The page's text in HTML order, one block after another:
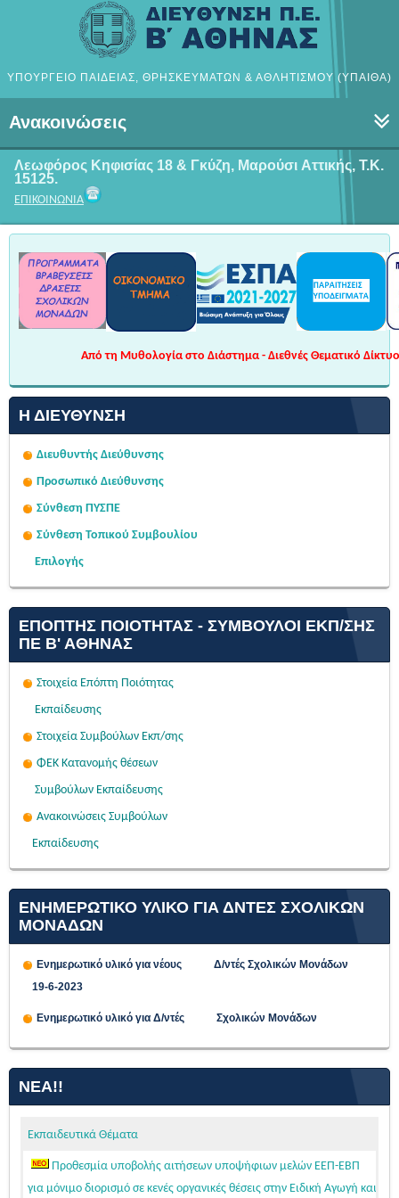
ΥΠΟΥΡΓΕΙΟ ΠΑΙΔΕΙΑΣ, ΘΡΗΣΚΕΥΜΑΤΩΝ & ΑΘΛΗΤΙΣΜΟΥ (ΥΠΑΙΘΑ)
Ανακοινώσεις
Λεωφόρος Κηφισίας 18 & Γκύζη, Μαρούσι Αττικής, Τ.Κ.
15125.
ΕΠΙΚΟΙΝΩΝΙΑ
Από τη Μυθολογία στο Διάστημα - Διεθνές Θεματικό
Η ΔΙΕΎΘΥΝΣΗ
Διευθυντής Διεύθυνσης
Προσωπικό Διεύθυνσης
Σύνθεση ΠΥΣΠΕ
Σύνθεση Τοπικού Συμβουλίου
Επιλογής
ΕΠΌΠΤΗΣ ΠΟΙΌΤΗΤΑΣ - ΣΎΜΒΟΥΛΟΙ ΕΚΠ/ΣΗΣ
ΠΕ Β' ΑΘΉΝΑΣ
Στοιχεία Επόπτη Ποιότητας
Εκπαίδευσης
Στοιχεία Συμβούλων Εκπ/σης
ΦΕΚ Κατανομής θέσεων
Συμβούλων Εκπαίδευσης
Ανακοινώσεις Συμβούλων
Εκπαίδευσης
ΕΝΗΜΕΡΩΤΙΚΟ ΥΛΙΚΟ ΓΙΑ ΔΝΤΕΣ ΣΧΟΛΙΚΩΝ
ΜΟΝΑΔΩΝ
Ενημερωτικό υλικό για νέους Δ/ντές Σχολικών Μονάδων
19-6-2023
Ενημερωτικό υλικό για Δ/ντές Σχολικών Μονάδων
ΝΈΑ!!
Εκπαιδευτικά Θέματα
Προθεσμία υποβολής αιτήσεων υποψήφιων μελών ΕΕΠ-ΕΒΠ
για μόνιμο διορισμό σε κενές οργανικές θέσεις στην Ειδική Αγωγή και